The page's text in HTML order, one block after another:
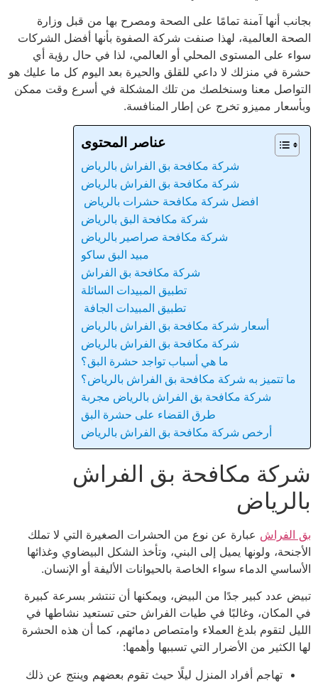
أنها آمنة تمامًا على الصحة ومصرح بها من قبل وزارة
العالمية، لهذا صنفت شركة الصفوة بأنها أفضل الشركات
على المستوى المحلي أو العالمي، لذا في حال رؤية أي
في منزلك لا داعي للقلق والحيرة بعد اليوم كل ما عليك هو
معنا وسنخلصك من تلك المشكلة في أسرع وقت ممكن
مميزو تخرج عن إطار المنافسة.
عناصر المحتوى
شركة مكافحة بق الفراش بالرياض
شركة مكافحة بق الفراش بالرياض
افضل شركة مكافحة حشرات بالرياض
شركة مكافحة البق بالرياض
شركة مكافحة صراصير بالرياض
مبيد البق ساكو
شركة مكافحة بق الفراش
تطبيق المبيدات السائلة
تطبيق المبيدات الجافة
أسعار شركة مكافحة بق الفراش بالرياض
شركة مكافحة بق الفراش بالرياض
ما هي أسباب تواجد حشرة البق؟
ما تتميز به شركة مكافحة بق الفراش بالرياض؟
شركة مكافحة بق الفراش بالرياض مجربة
طرق القضاء على حشرة البق
أرخص شركة مكافحة بق الفراش بالرياض
مكافحة بق الفراش
عبارة عن نوع من الحشرات الصغيرة التي لا تملك
ولونها يميل إلى البني، وتأخذ الشكل البيضاوي وغذائها
الدماء سواء الخاصة بالحيوانات الأليفة أو الإنسان.
عدد كبير جدًا من البيض، ويمكنها أن تنتشر بسرعة كبيرة
وغالبًا في طيات الفراش حتى تستعيد نشاطها في
لتقوم بلدغ العملاء وامتصاص دمائهم، كما أن هذه الحشرة
الكثير من الأضرار التي تسببها وأهمها:
تهاجم أفراد المنزل ليلًا حيث تقوم بعضهم وينتج عن ذلك